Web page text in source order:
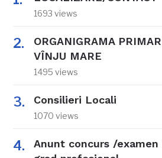
1693 views
ORGANIGRAMA
VÎNJU MARE
1495 views
Consilieri Locali
1070 views
Anunt concurs /